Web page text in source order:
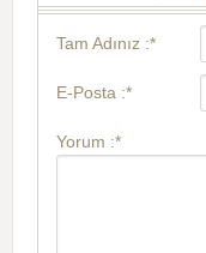
Tam Adınız :*
E-Posta :*
Yorum :*